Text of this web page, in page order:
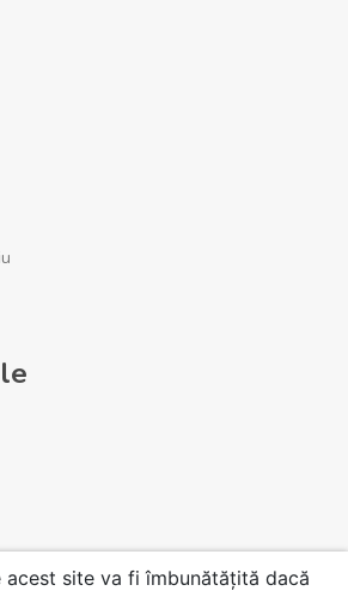
acest site va fi îmbunătățită dacă